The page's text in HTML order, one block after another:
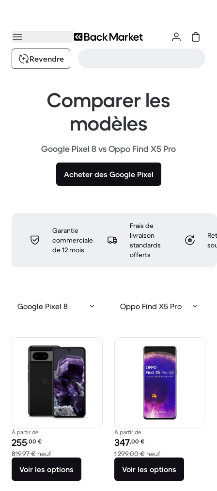
Revendre
Comparer les
modèles
Google Pixel 8 vs Oppo Find X5 Pro
Acheter des Google Pixel
Garantie
commerciale
de 12 mois
Frais de
livraison
standards
offerts
Google Pixel 8 Oppo Find X5 Pro
À partir de
Prix reconditionné :
255,00 €
819,97 € neufcontre 819,97 € neuf
Voir les options
À partir de
Prix reconditionné :
347,00 €
1 299,00 € neufcontre 1 299,00 €
Voir les options